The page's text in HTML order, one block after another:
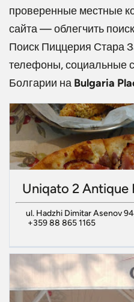
проверенные местные
сайта — облегчить
Поиск Пиццерия Стара
телефоны, социальные
Болгарии на Bulgaria
Uniqato 2 Antique
ul. Hadzhi Dimitar Asenov 94
+359 88 865 1165